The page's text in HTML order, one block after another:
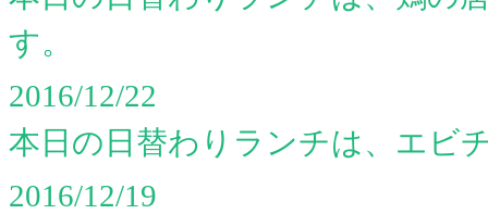
す。
2016/12/22
本日の日替わりランチは、エビ
2016/12/19